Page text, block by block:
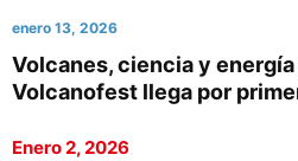
enero 13, 2026
Volcanes, ciencia y
Volcanofest llega por
Enero 2, 2026